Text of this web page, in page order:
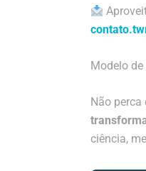
Modelo
Não perca
ciência,